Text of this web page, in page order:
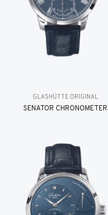
GLASHÜTTE ORIGINAL
SENATOR CHRONOMETER